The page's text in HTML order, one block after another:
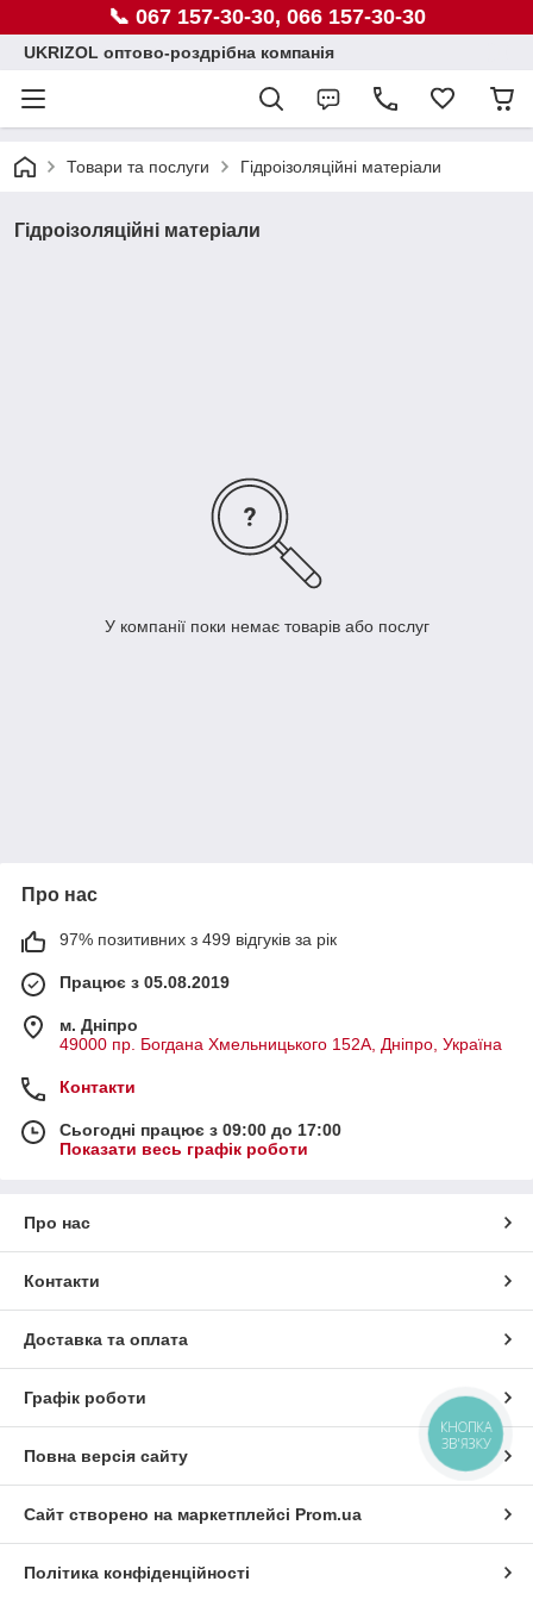
📞 067 157-30-30, 066 157-30-30
UKRIZOL оптово-роздрібна компанія
Товари та послуги Гідроізоляційні матеріали
Гідроізоляційні матеріали
У компанії поки немає товарів або послуг
Про нас
97% позитивних з 499 відгуків за рік
Працює з 05.08.2019
м. Дніпро
49000 пр. Богдана Хмельницького 152А, Дніпро, Україна
Контакти
Сьогодні працює з 09:00 до 17:00
Показати весь графік роботи
Про нас
Контакти
Доставка та оплата
Графік роботи
Повна версія сайту
Сайт створено на маркетплейсі Prom.ua
Політика конфіденційності
КНОПКА
ЗВ'ЯЗКУ